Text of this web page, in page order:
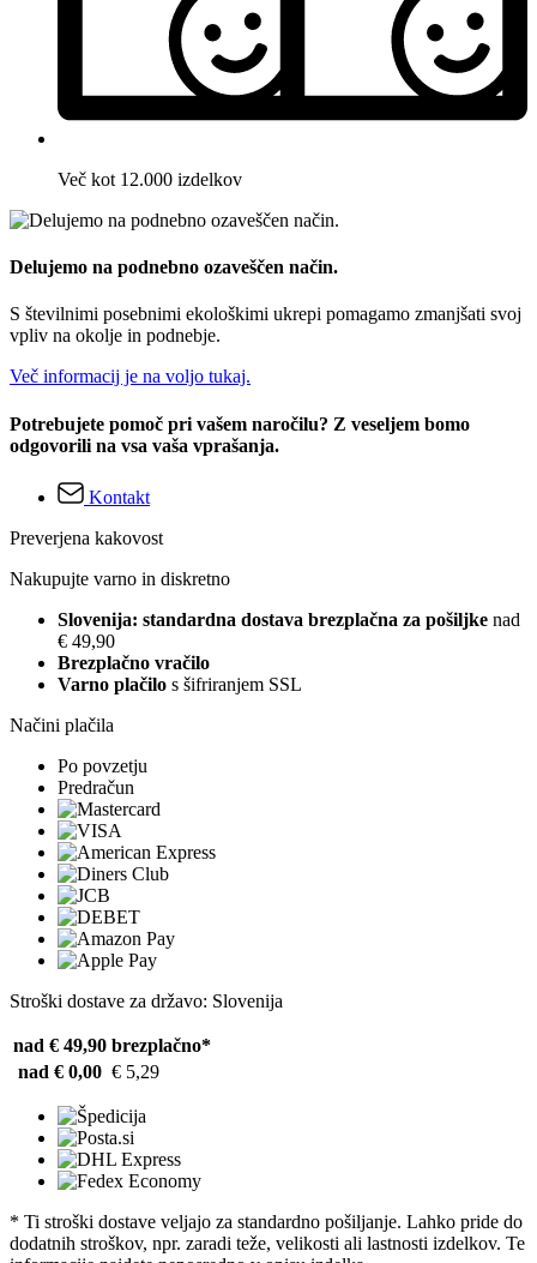
Več kot 12.000 izdelkov
Delujemo na podnebno ozaveščen način.
S številnimi posebnimi ekološkimi ukrepi pomagamo zmanjšati svoj
vpliv na okolje in podnebje.
Več informacij je na voljo tukaj.
Potrebujete pomoč pri vašem naročilu? Z veseljem bomo
odgovorili na vsa vaša vprašanja.
Kontakt
Preverjena kakovost
Nakupujte varno in diskretno
Slovenija: standardna dostava brezplačna za pošiljke nad
€ 49,90
Brezplačno vračilo
Varno plačilo s šifriranjem SSL
Načini plačila
Po povzetju
Predračun
Stroški dostave za državo: Slovenija
nad € 49,90 brezplačno*
nad € 0,00 € 5,29
* Ti stroški dostave veljajo za standardno pošiljanje. Lahko pride do
dodatnih stroškov, npr. zaradi teže, velikosti ali lastnosti izdelkov. Te